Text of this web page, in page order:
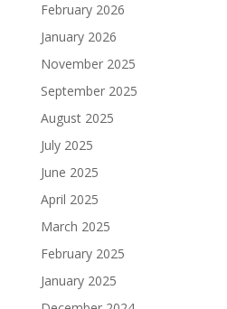
February 2026
January 2026
November 2025
September 2025
August 2025
July 2025
June 2025
April 2025
March 2025
February 2025
January 2025